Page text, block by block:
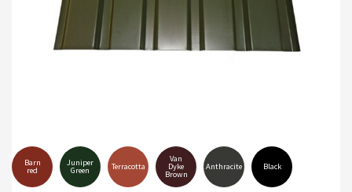
Barn
red
Juniper
Green Terracotta
Van
Dyke
Brown
Anthracite Black